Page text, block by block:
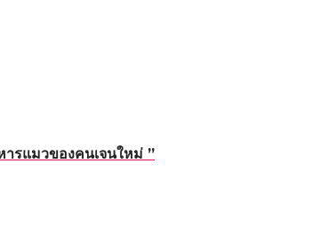
รแมวของคนเจนใหม่ ”